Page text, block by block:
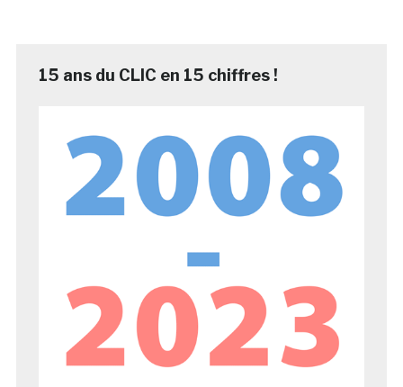
15 ans du CLIC en 15 chiffres !